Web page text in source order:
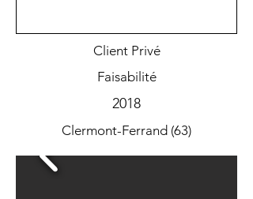
Client Privé
Faisabilité
2018
Clermont-Ferrand (63)